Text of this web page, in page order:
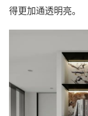
得更加通透明亮。